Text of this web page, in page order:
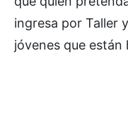
ingresa por Taller
jóvenes que están